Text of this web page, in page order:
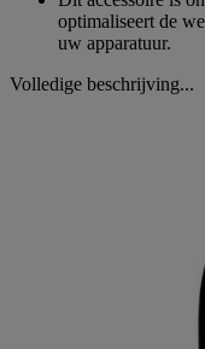
optimaliseert de
uw apparatuur.
Volledige beschrijving...